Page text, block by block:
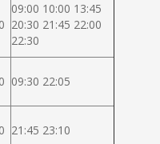
09:00 10:00 13:45
20:30 21:45 22:00
22:30
09:30 22:05
21:45 23:10